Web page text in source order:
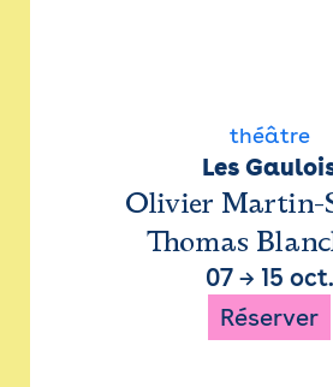
théâtre
Les
Olivier Martin-
Thomas
07→ 15 oct.
Réserver